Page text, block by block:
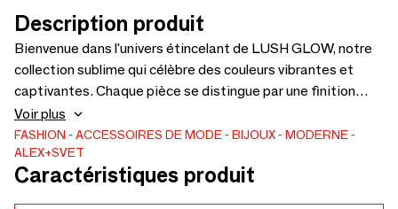
Description produit
Bienvenue dans l'univers étincelant de LUSH GLOW, notre
collection sublime qui célèbre des couleurs vibrantes et
captivantes. Chaque pièce se distingue par une finition
exquise grâce au soin exceptionnel appliqué lors d'un
procédé artisanal UNIQUE. Matières de haute qualité
d'origine Européenne uniquement. Détails luxueux à
découvrir! Bijoux contemporains et modernes : colliers,
Voir plus
FASHION ACCESSOIRES DE MODE BIJOUX
MODERNE
ALEX+SVET
Caractéristiques produit